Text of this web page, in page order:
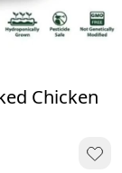
Chicken